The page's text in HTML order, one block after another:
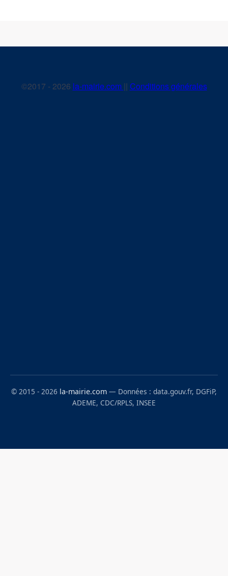
©2017 - 2026 la-mairie.com || Conditions générales
© 2015 - 2026 la-mairie.com — Données : data.gouv.fr, DGFiP,
ADEME, CDC/RPLS, INSEE